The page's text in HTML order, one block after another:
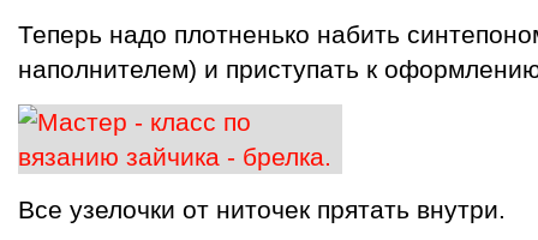
Теперь надо плотненько набить
наполнителем) и приступать к
Все узелочки от ниточек прятать внутри.